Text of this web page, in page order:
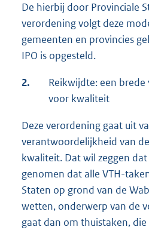
De hierbij door Provinciale
verordening volgt deze
gemeenten en provincies
IPO is opgesteld.
2.
Reikwijdte: een
voor kwaliteit
Deze verordening gaat uit
verantwoordelijkheid van
kwaliteit. Dat wil zeggen
genomen dat alle VTH-
Staten op grond van de
wetten, onderwerp van de
gaat dan om thuistaken,